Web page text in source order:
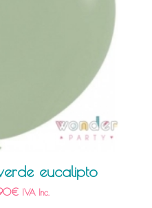
eucalipto
€ IVA Inc.